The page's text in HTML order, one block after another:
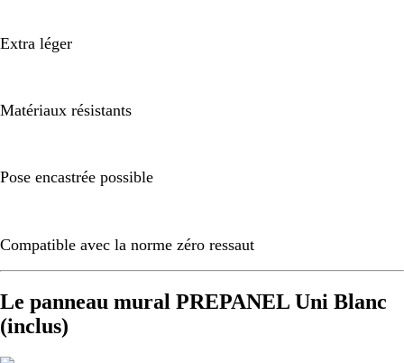
Extra léger
Matériaux résistants
Pose encastrée possible
Compatible avec la norme zéro ressaut
Le panneau mural PREPANEL Uni Blanc
(inclus)